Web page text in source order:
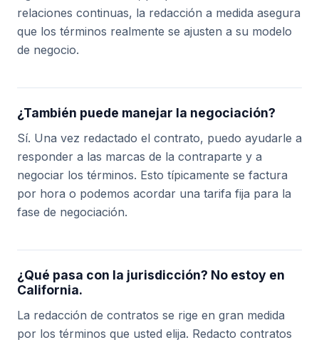
relaciones continuas, la redacción a medida asegura
que los términos realmente se ajusten a su modelo
de negocio.
¿También puede manejar la negociación?
Sí. Una vez redactado el contrato, puedo ayudarle a
responder a las marcas de la contraparte y a
negociar los términos. Esto típicamente se factura
por hora o podemos acordar una tarifa fija para la
fase de negociación.
¿Qué pasa con la jurisdicción? No estoy en
California.
La redacción de contratos se rige en gran medida
por los términos que usted elija. Redacto contratos